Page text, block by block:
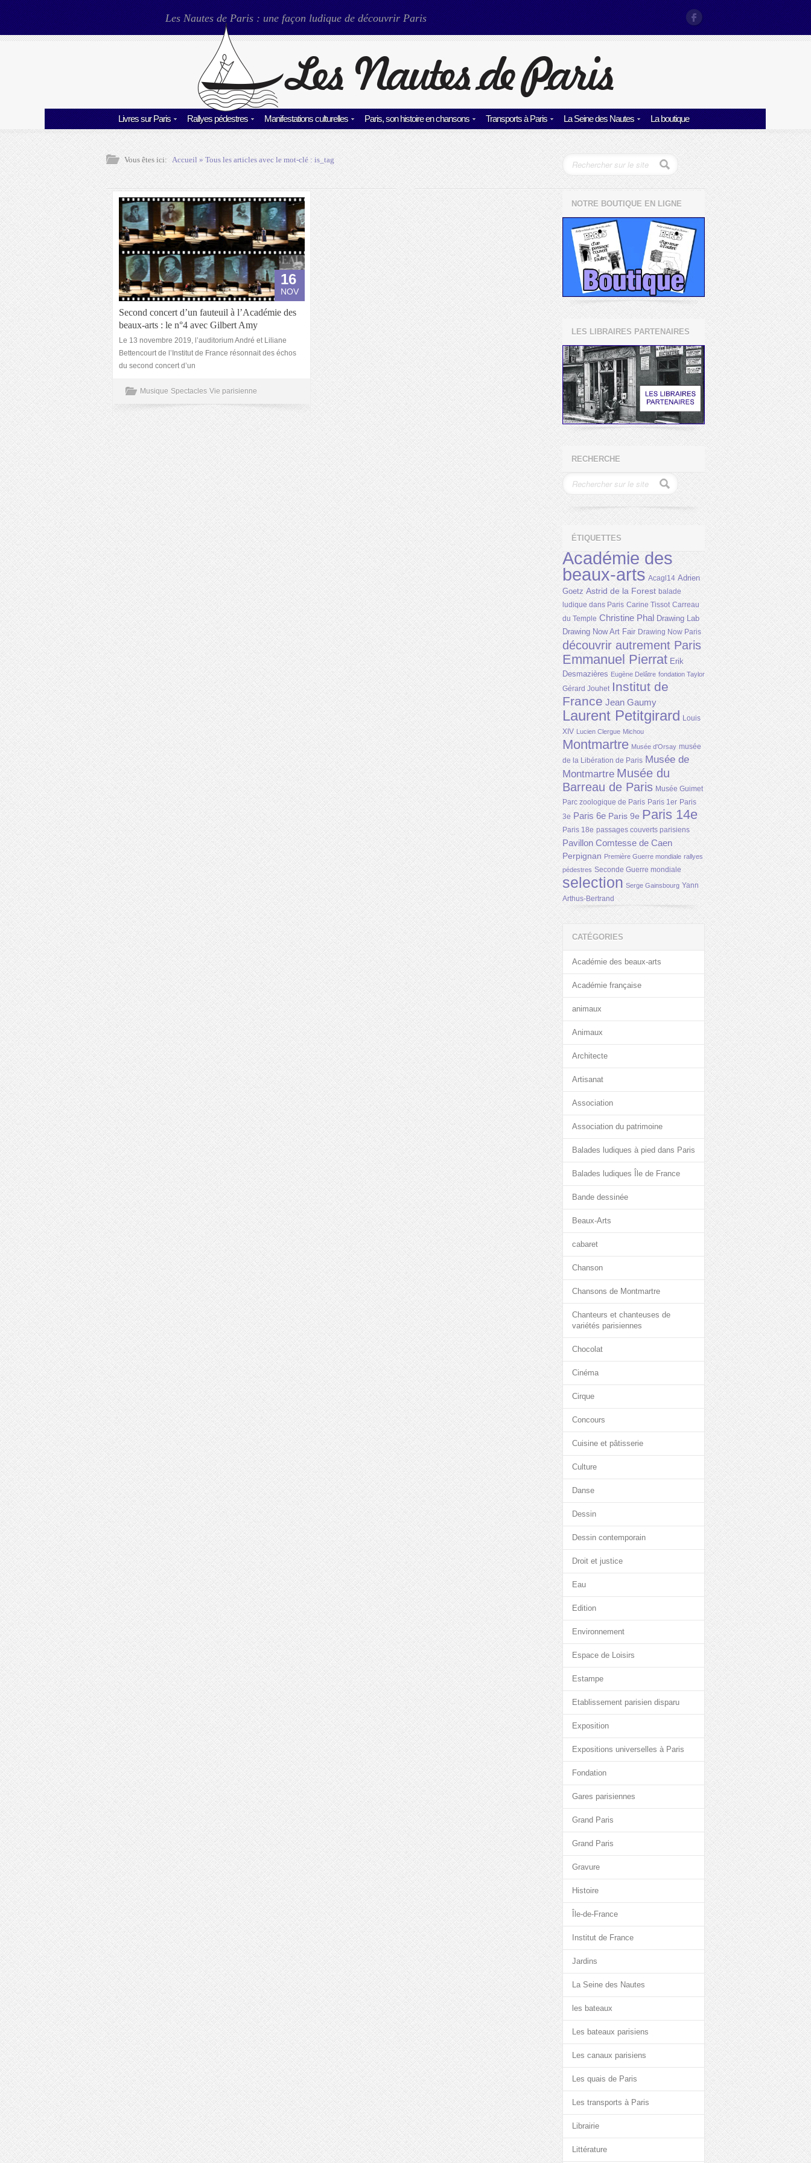
Les Nautes de Paris : une façon ludique de découvrir Paris
Livres sur Paris Rallyes pédestres Manifestations culturelles Paris, son histoire en chansons Transports à Paris La Seine des Nautes La boutique
Vous êtes ici: Accueil» Tous les articles avec le mot-clé :is_tag
16
NOV
Second concert d’un fauteuil à l’Académie des
beaux-arts : le n°4 avec Gilbert Amy
Le 13 novembre 2019, l’auditorium André et Liliane
Bettencourt de l’Institut de France résonnait des échos
du second concert d’un
Musique Spectacles Vie parisienne
NOTRE BOUTIQUE EN LIGNE
LES LIBRAIRES PARTENAIRES
RECHERCHE
ÉTIQUETTES
Académie des
beaux-arts Acagl14 Adrien
Goetz Astrid de la Forest balade
ludique dans Paris Carine Tissot Carreau
du Temple Christine Phal Drawing Lab
Drawing Now Art Fair Drawing Now Paris
découvrir autrement Paris
Emmanuel Pierrat Erik
Desmazières Eugène Delâtre fondation Taylor
Gérard Jouhet Institut de
France Jean Gaumy
Laurent Petitgirard Louis
XIV Lucien Clergue Michou
Montmartre Musée d'Orsay musée
de la Libération de Paris Musée de
Montmartre Musée du
Barreau de Paris Musée Guimet
Parc zoologique de Paris Paris 1er Paris
3e Paris 6e Paris 9e Paris 14e
Paris 18e passages couverts parisiens
Pavillon Comtesse de Caen
Perpignan Première Guerre mondiale rallyes
pédestres Seconde Guerre mondiale
selection Serge Gainsbourg Yann
Arthus-Bertrand
CATÉGORIES
Académie des beaux-arts
Académie française
animaux
Animaux
Architecte
Artisanat
Association
Association du patrimoine
Balades ludiques à pied dans Paris
Balades ludiques Île de France
Bande dessinée
Beaux-Arts
cabaret
Chanson
Chansons de Montmartre
Chanteurs et chanteuses de
variétés parisiennes
Chocolat
Cinéma
Cirque
Concours
Cuisine et pâtisserie
Culture
Danse
Dessin
Dessin contemporain
Droit et justice
Eau
Edition
Environnement
Espace de Loisirs
Estampe
Etablissement parisien disparu
Exposition
Expositions universelles à Paris
Fondation
Gares parisiennes
Grand Paris
Grand Paris
Gravure
Histoire
Île-de-France
Institut de France
Jardins
La Seine des Nautes
les bateaux
Les bateaux parisiens
Les canaux parisiens
Les quais de Paris
Les transports à Paris
Librairie
Littérature